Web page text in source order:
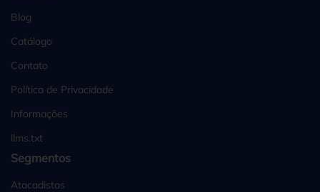
Blog
Catálogo
Contato
Política de Privacidade
Informações
llms.txt
Segmentos
Atacadistas